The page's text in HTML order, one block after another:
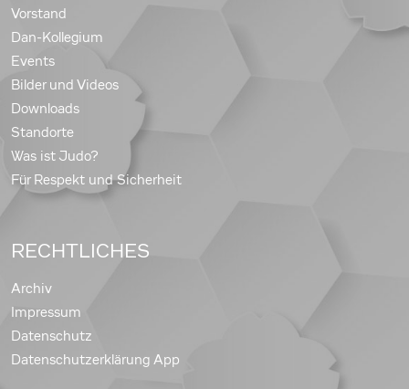
Vorstand
Dan-Kollegium
Events
Bilder und Videos
Downloads
Standorte
Was ist Judo?
Für Respekt und Sicherheit
RECHTLICHES
Archiv
Impressum
Datenschutz
Datenschutzerklärung App